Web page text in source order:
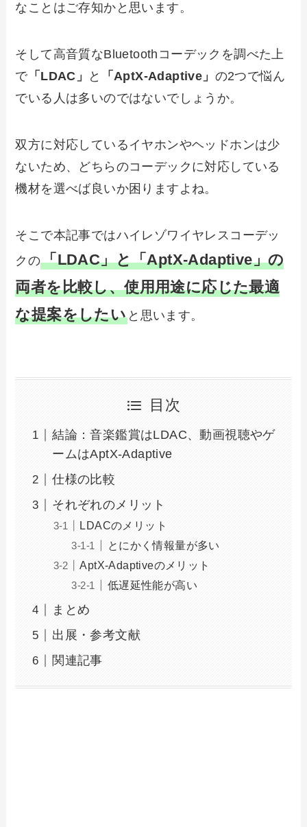
なことはご存知かと思います。
そして高音質なBluetoothコーデックを調べた上
で「LDAC」 と 「AptX-Adaptive」 の2つで悩ん
でいる人は多いのではないでしょうか。
双方に対応しているイヤホンやヘッドホンは少
ないため、どちらのコーデックに対応している
機材を選べば良いか困りますよね。
そこで本記事ではハイレゾワイヤレスコーデッ
クの「LDAC」と「AptX-Adaptive」の
両者を比較し、使用用途に応じた最適
な提案をしたい と思います。
目次
結論：音楽鑑賞はLDAC、動画視聴やゲ
ームはAptX-Adaptive
仕様の比較
それぞれのメリット
LDACのメリット
とにかく情報量が多い
AptX-Adaptiveのメリット
低遅延性能が高い
まとめ
出展・参考文献
関連記事